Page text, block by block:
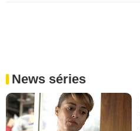
News séries